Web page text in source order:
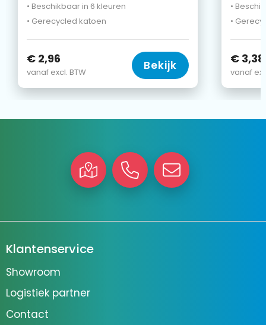
• Beschikbaar in 6 kleuren
• Gerecycled katoen
€ 2,96
vanaf excl. BTW Bekijk
•
•
€ 3,38
vanaf
Klantenservice
Showroom
Logistiek partner
Contact